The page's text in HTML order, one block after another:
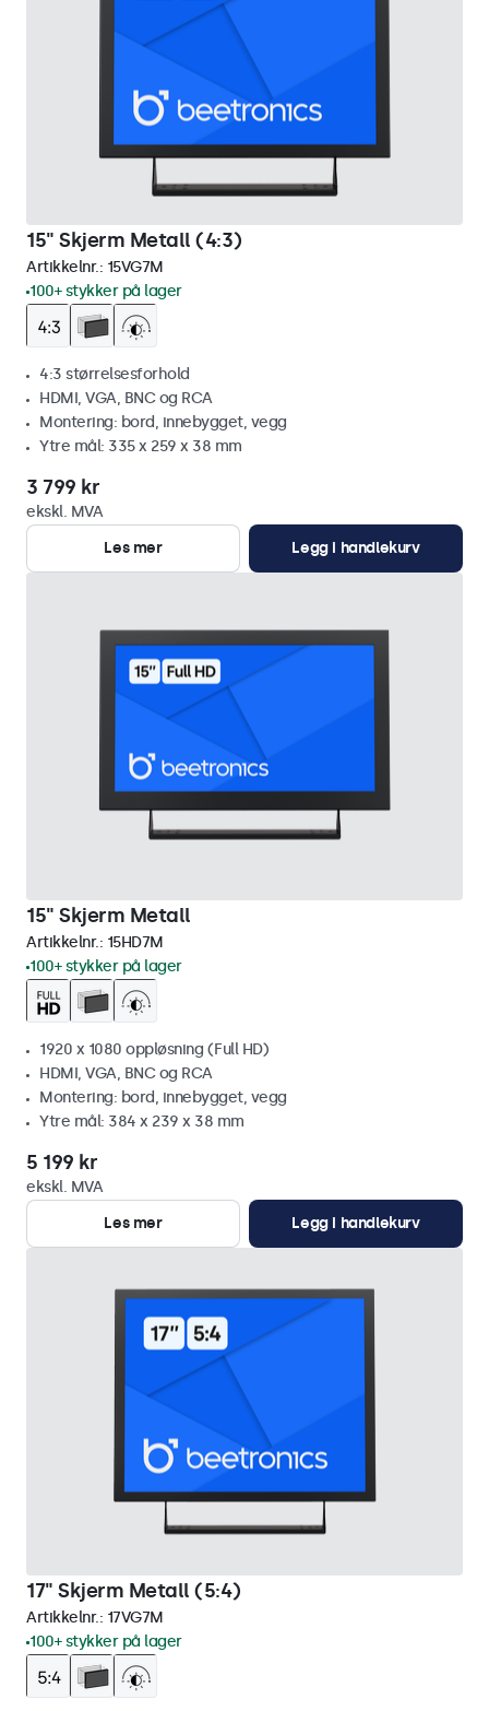
15" Skjerm Metall (4:3)
Artikkelnr.: 15VG7M
100+ stykker på lager
4:3 størrelsesforhold
HDMI, VGA, BNC og RCA
Montering: bord, innebygget, vegg
Ytre mål: 335 x 259 x 38 mm
3 799 kr
ekskl. MVA
Les mer
Legg i handlekurv
15" Skjerm Metall
Artikkelnr.: 15HD7M
100+ stykker på lager
1920 x 1080 oppløsning (Full HD)
HDMI, VGA, BNC og RCA
Montering: bord, innebygget, vegg
Ytre mål: 384 x 239 x 38 mm
5 199 kr
ekskl. MVA
Les mer
Legg i handlekurv
17" Skjerm Metall (5:4)
Artikkelnr.: 17VG7M
100+ stykker på lager